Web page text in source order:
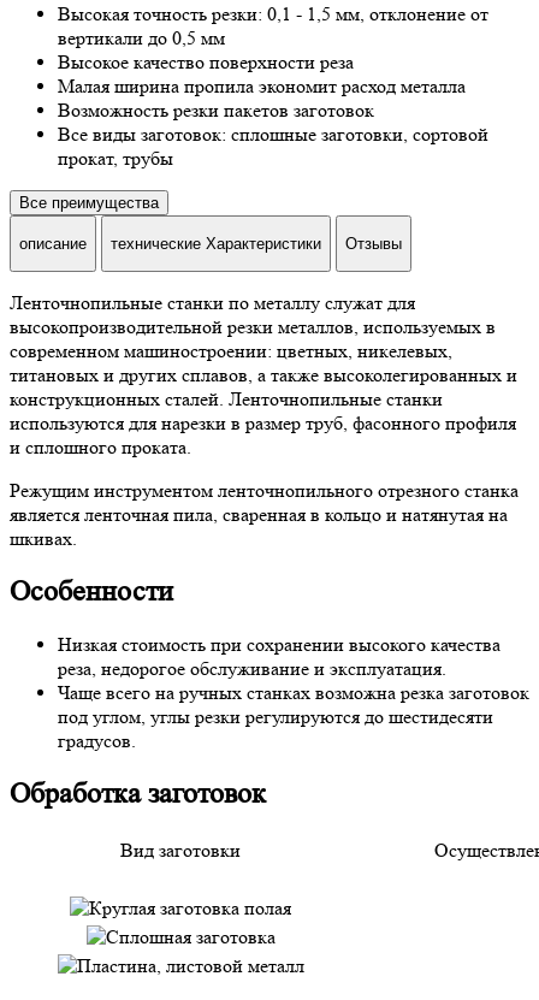
Высокая точность резки: 0,1 - 1,5 мм, отклонение от
вертикали до 0,5 мм
Высокое качество поверхности реза
Малая ширина пропила экономит расход металла
Возможность резки пакетов заготовок
Все виды заготовок: сплошные заготовки, сортовой
прокат, трубы
Все преимущества
описание технические Характеристики Отзывы
Ленточнопильные станки по металлу служат для
высокопроизводительной резки металлов, используемых в
современном машиностроении: цветных, никелевых,
титановых и других сплавов, а также высоколегированных и
конструкционных сталей. Ленточнопильные станки
используются для нарезки в размер труб, фасонного профиля
и сплошного проката.
Режущим инструментом ленточнопильного отрезного станка
является ленточная пила, сваренная в кольцо и натянутая на
шкивах.
Особенности
Низкая стоимость при сохранении высокого качества
реза, недорогое обслуживание и эксплуатация.
Чаще всего на ручных станках возможна резка заготовок
под углом, углы резки регулируются до шестидесяти
градусов.
Обработка заготовок
Вид заготовки